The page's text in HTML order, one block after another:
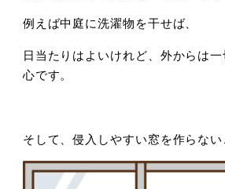
例えば中庭に洗濯物を干せば、
日当たりはよいけれど、外からは
心です。
そして、侵入しやすい窓を作らない